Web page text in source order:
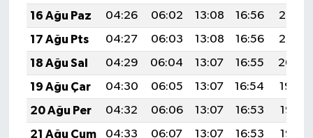
16 Ağu Paz
04:26 06:02 13:08 16:56
20:03
17 Ağu Pts
04:27 06:03 13:08 16:56
20:02
18 Ağu Sal
04:29 06:04 13:07 16:55
20:00
19 Ağu Çar
04:30 06:05 13:07 16:54
19:59
20 Ağu Per
04:32 06:06 13:07 16:53
19:58
21 Ağu Cum
04:33 06:07 13:07 16:53
19:56